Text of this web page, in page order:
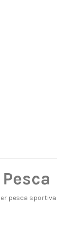
pesca sportiva